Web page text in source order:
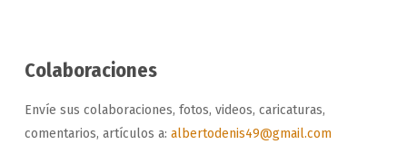
Colaboraciones
Envíe sus colaboraciones, fotos, videos, caricaturas,
comentarios, artículos a: albertodenis49@gmail.com